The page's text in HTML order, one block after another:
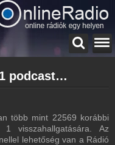
Rádió 1 archívum - Rádió 1 podcasts - Rádió 1 visszahallgatás
több mint 22569 korábbi
visszahallgatására. Az
lehetőség van a Rádió